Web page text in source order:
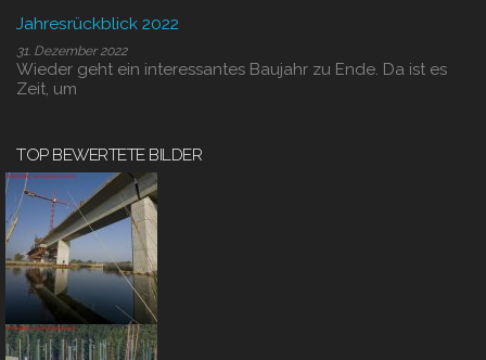
Jahresrückblick 2022
31. Dezember 2022
Wieder geht ein interessantes Baujahr zu Ende. Da ist es
Zeit, um
TOP BEWERTETE BILDER